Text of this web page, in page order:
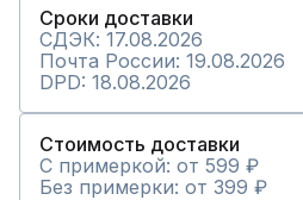
Сроки доставки
СДЭК: 17.08.2026
Почта России: 19.08.2026
DPD: 18.08.2026
Стоимость доставки
С примеркой: от 599 ₽
Без примерки: от 399 ₽